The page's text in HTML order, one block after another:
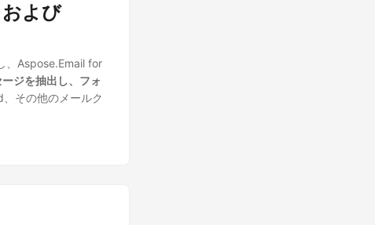
よび
、Aspose.Email for
ジを抽出し、フォ
その他のメールク